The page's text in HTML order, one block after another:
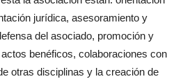
jurídica, asesoramiento y
del asociado, promoción y
benéficos, colaboraciones con
otras disciplinas y la creación de